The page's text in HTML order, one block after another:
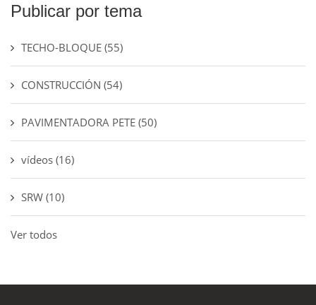
Publicar por tema
TECHO-BLOQUE (55)
CONSTRUCCIÓN (54)
PAVIMENTADORA PETE (50)
vídeos (16)
SRW (10)
Ver todos